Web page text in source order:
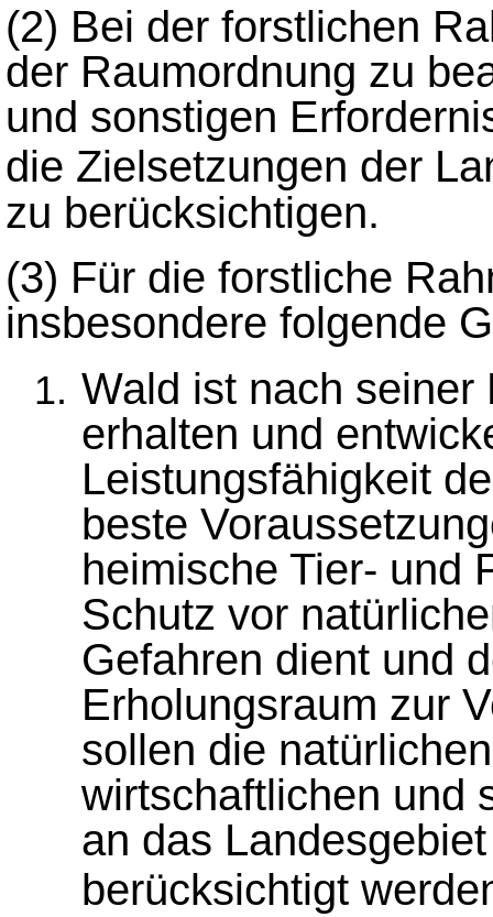
(2) Bei der forstlichen
der Raumordnung zu
und sonstigen
die Zielsetzungen der
zu berücksichtigen.
(3) Für die forstliche
insbesondere folgende
Wald ist nach seiner
erhalten und
Leistungsfähigkeit
beste
heimische Tier- und
Schutz vor
Gefahren dient und
Erholungsraum zur
sollen die
wirtschaftlichen und
an das
berücksichtigt